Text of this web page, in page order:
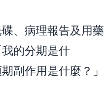
、病理報告及用藥
的分期是什
副作用是什麼？」